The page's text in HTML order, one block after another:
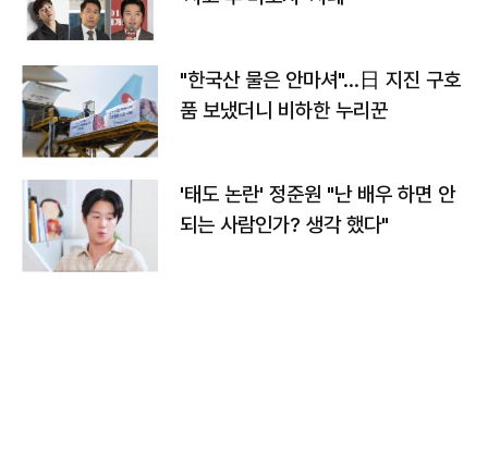
"한국산 물은 안마셔"…日 지진 구호
품 보냈더니 비하한 누리꾼
'태도 논란' 정준원 "난 배우 하면 안
되는 사람인가? 생각 했다"